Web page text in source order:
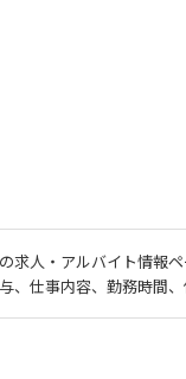
求人・アルバイト情報
、仕事内容、勤務時間